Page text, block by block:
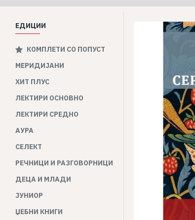
ЕДИЦИИ
КОМПЛЕТИ СО ПОПУСТ
МЕРИДИЈАНИ
ХИТ ПЛУС
ЛЕКТИРИ ОСНОВНО
ЛЕКТИРИ СРЕДНО
АУРА
СЕЛЕКТ
РЕЧНИЦИ И РАЗГОВОРНИЦИ
ДЕЦА И МЛАДИ
ЈУНИОР
ЏЕБНИ КНИГИ